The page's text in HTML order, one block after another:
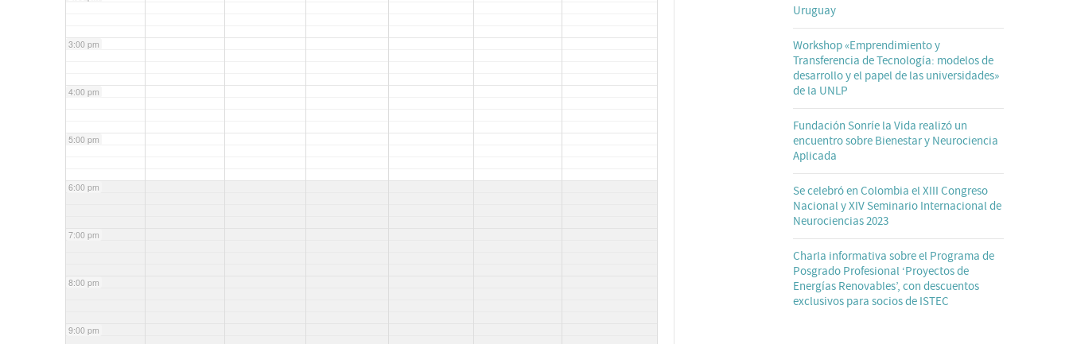
3:00 pm
4:00 pm
5:00 pm
6:00 pm
7:00 pm
8:00 pm
9:00 pm
Uruguay
Workshop «Emprendimiento y
Transferencia de Tecnología: modelos de
desarrollo y el papel de las universidades»
de la UNLP
Fundación Sonríe la Vida realizó un
encuentro sobre Bienestar y Neurociencia
Aplicada
Se celebró en Colombia el XIII Congreso
Nacional y XIV Seminario Internacional de
Neurociencias 2023
Charla informativa sobre el Programa de
Posgrado Profesional ‘Proyectos de
Energías Renovables’, con descuentos
exclusivos para socios de ISTEC